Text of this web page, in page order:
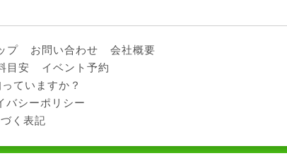
プ お問い合わせ
会社概要
目安
イベント予約
ていますか？
バシーポリシー
く表記